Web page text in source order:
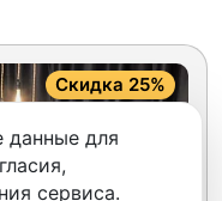
Скидка 25%
данные для
сервиса.